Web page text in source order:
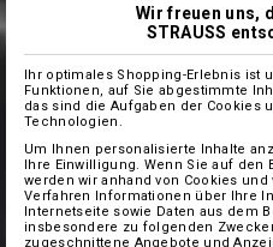
Wir freuen uns,
STRAUSS
Ihr optimales Shopping-Erlebnis ist
Funktionen, auf Sie abgestimmte
das sind die Aufgaben der Cookies
Technologien.
Um Ihnen personalisierte Inhalte
Ihre Einwilligung. Wenn Sie auf den
werden wir anhand von Cookies
Verfahren Informationen über Ihre
Internetseite sowie Daten aus dem
insbesondere zu folgenden
zugeschnittene Angebote und